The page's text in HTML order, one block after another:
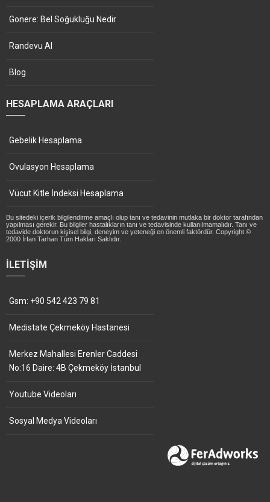
Gonere: Bel Soğukluğu Nedir
Randevu Al
Blog
HESAPLAMA ARAÇLARI
Gebelik Hesaplama
Ovulasyon Hesaplama
Vücut Kitle İndeksi Hesaplama
Bu sitedeki içerik bilgilendirme amaçlı olup tanı ve tedavinin mutlaka bir doktor tarafından
yapılması gerekir. Bu bilgiler hastalıkların tanı ve tedavisinde kullanılmamalıdır. Tanı ve
tedavide doktorun kişisel bilgi, deneyim ve yeteneği en önemli faktördür. Copyright ©
2000 İrfan Tarhan Tüm Hakları Saklıdır.
İLETIŞIM
Gsm: +90 542 423 79 81
Medistate Çekmeköy Hastanesi
Merkez Mahallesi Erenler Caddesi
No:16 Daire: 4B Çekmeköy İstanbul
Youtube Videoları
Sosyal Medya Videoları